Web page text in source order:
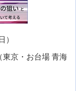
）
京・お台場 青海